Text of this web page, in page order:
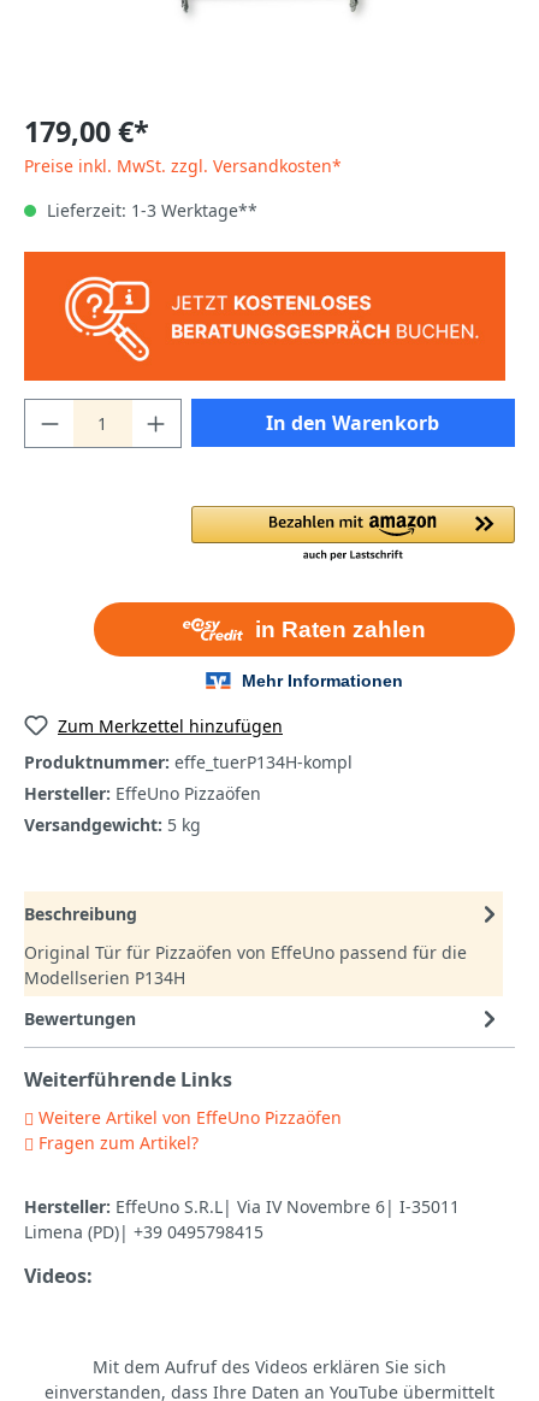
179,00 €*
Preise inkl. MwSt. zzgl. Versandkosten*
Lieferzeit: 1-3 Werktage**
In den Warenkorb
Zum Merkzettel hinzufügen
Produktnummer: effe_tuerP134H-kompl
Hersteller: EffeUno Pizzaöfen
Versandgewicht: 5 kg
Beschreibung
Original Tür für Pizzaöfen von EffeUno passend für die
Modellserien P134H
Bewertungen
Weiterführende Links
Weitere Artikel von EffeUno Pizzaöfen
Fragen zum Artikel?
Hersteller: EffeUno S.R.L| Via IV Novembre 6| I-35011
Limena (PD)| +39 0495798415
Videos:
Mit dem Aufruf des Videos erklären Sie sich
einverstanden, dass Ihre Daten an YouTube übermittelt